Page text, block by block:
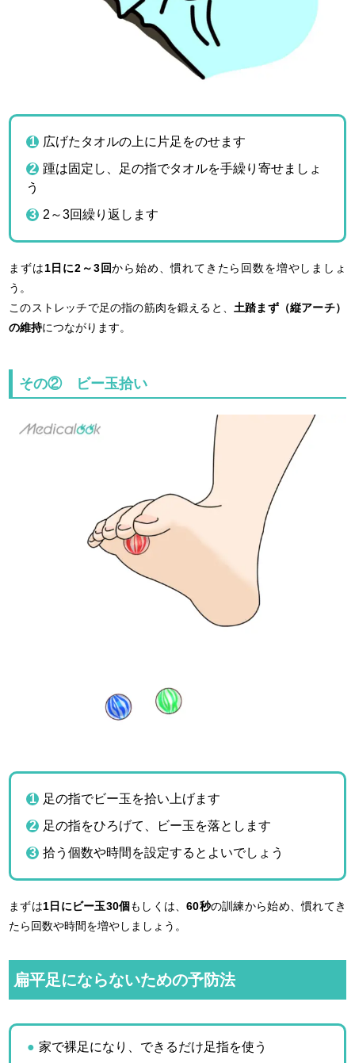
広げたタオルの上に片足をのせます
踵は固定し、足の指でタオルを手繰り寄せましょ
う
2～3回繰り返します
まずは1日に2～3回から始め、慣れてきたら回数を増やしましょ
う。
このストレッチで足の指の筋肉を鍛えると、 土踏まず（縦アーチ）
の維持につながります。
その② ビー玉拾い
足の指でビー玉を拾い上げます
足の指をひろげて、ビー玉を落とします
拾う個数や時間を設定するとよいでしょう
まずは1日にビー玉30個もしくは、60秒の訓練から始め、慣れてき
たら回数や時間を増やしましょう。
扁平足にならないための予防法
家で裸足になり、できるだけ足指を使う